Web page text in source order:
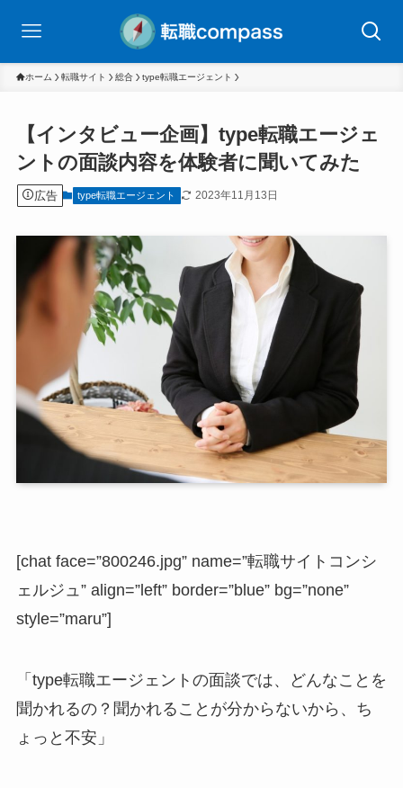
ホーム 転職サイト 総合 type転職エージェント
【インタビュー企画】type転職エージェ
ントの面談内容を体験者に聞いてみた
広告 type転職エージェント 2023年11月13日
[chat face=”800246.jpg” name=”転職サイトコンシ
ェルジュ” align=”left” border=”blue” bg=”none”
style=”maru”]
「type転職エージェントの面談では、どんなことを
聞かれるの？聞かれることが分からないから、ち
ょっと不安」